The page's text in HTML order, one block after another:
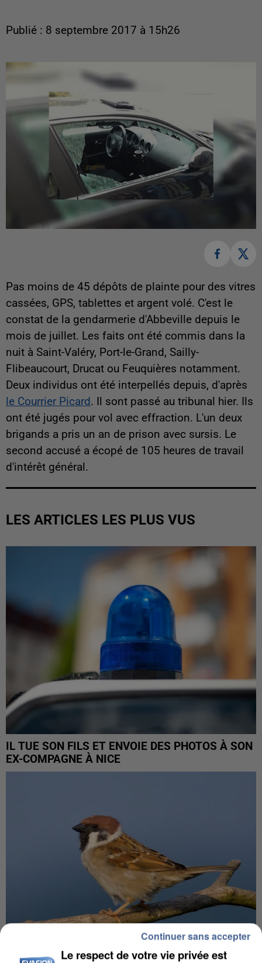
Publié : 8 septembre 2017 à 15h26
Pas moins de 45 dépôts de plainte pour des vitres
cassées, GPS, tablettes et argent volé. C'est le
constat de la gendarmerie d'Abbeville depuis le
mois de juillet. Les faits ont été commis dans la
nuit à Saint-Valéry, Port-le-Grand, Sailly-
Flibeaucourt, Drucat ou Feuquières notamment.
Deux individus ont été interpellés depuis, d'après
le Courrier Picard. Il sont passé au tribunal hier. Ils
ont été jugés pour vol avec effraction. L'un deux
brigands a pris un an de prison avec sursis. Le
second accusé a écopé de 105 heures de travail
d'intérêt général.
LES ARTICLES LES PLUS VUS
IL TUE SON FILS ET ENVOIE DES PHOTOS À SON
EX-COMPAGNE À NICE
Le respect de votre vie privée est
Continuer sans accepter